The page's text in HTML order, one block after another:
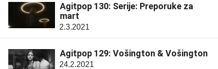
Agitpop 130: Serije: Preporuke za
mart
2.3.2021
Agitpop 129: Vošington & Vošington
24.2.2021